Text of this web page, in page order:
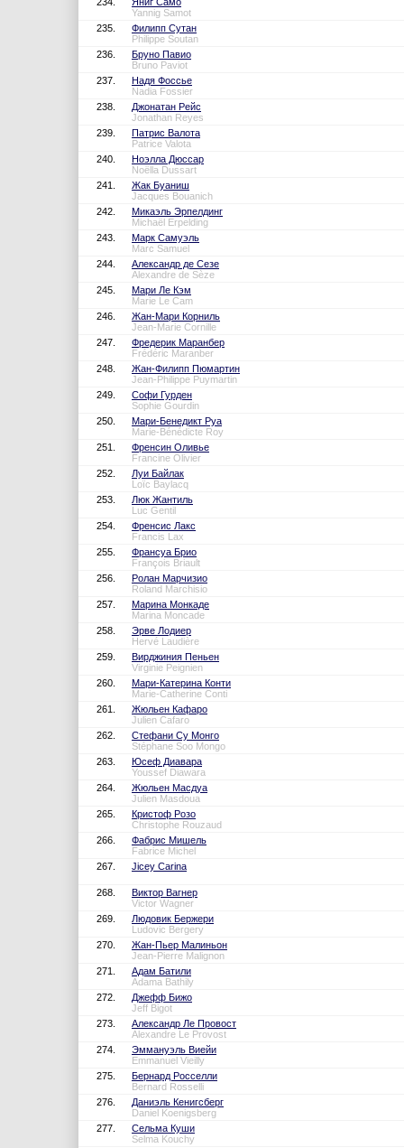
Yannig Samot
235.
Филипп Сутан
Philippe Soutan
236.
Бруно Павио
Bruno Paviot
237.
Надя Фоссье
Nadia Fossier
238.
Джонатан Рейс
Jonathan Reyes
239.
Патрис Валота
Patrice Valota
240.
Ноэлла Дюссар
Noëlla Dussart
241.
Жак Буаниш
Jacques Bouanich
242.
Микаэль Эрпелдинг
Michaël Erpelding
243.
Марк Самуэль
Marc Samuel
244.
Александр де Сезе
Alexandre de Sèze
245.
Мари Ле Кэм
Marie Le Cam
246.
Жан-Мари Корниль
Jean-Marie Cornille
247.
Фредерик Маранбер
Frédéric Maranber
248.
Жан-Филипп Пюмартин
Jean-Philippe Puymartin
249.
Софи Гурден
Sophie Gourdin
250.
Мари-Бенедикт Руа
Marie-Bénédicte Roy
251.
Френсин Оливье
Francine Olivier
252.
Луи Байлак
Loïc Baylacq
253.
Люк Жантиль
Luc Gentil
254.
Френсис Лакс
Francis Lax
255.
Франсуа Брио
François Briault
256.
Ролан Марчизио
Roland Marchisio
257.
Марина Монкаде
Marina Moncade
258.
Эрве Лодиер
Hervé Laudière
259.
Вирджиния Пеньен
Virginie Peignien
260.
Мари-Катерина Конти
Marie-Catherine Conti
261.
Жюльен Кафаро
Julien Cafaro
262.
Стефани Су Монго
Stéphane Soo Mongo
263.
Юсеф Диавара
Youssef Diawara
264.
Жюльен Масдуа
Julien Masdoua
265.
Кристоф Розо
Christophe Rouzaud
266.
Фабрис Мишель
Fabrice Michel
267.
Jicey Carina
268.
Виктор Вагнер
Victor Wagner
269.
Людовик Бержери
Ludovic Bergery
270.
Жан-Пьер Малиньон
Jean-Pierre Malignon
271.
Адам Батили
Adama Bathily
272.
Джефф Бижо
Jeff Bigot
273.
Александр Ле Провост
Alexandre Le Provost
274.
Эммануэль Виейи
Emmanuel Vieilly
275.
Бернард Росселли
Bernard Rosselli
276.
Даниэль Кенигсберг
Daniel Koenigsberg
277.
Сельма Куши
Selma Kouchy